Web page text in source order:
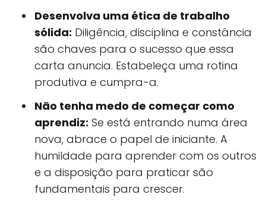
Desenvolva uma ética de trabalho
sólida: Diligência, disciplina e constância
são chaves para o sucesso que essa
carta anuncia. Estabeleça uma rotina
produtiva e cumpra-a.
Não tenha medo de começar como
aprendiz: Se está entrando numa área
nova, abrace o papel de iniciante. A
humildade para aprender com os outros
e a disposição para praticar são
fundamentais para crescer.